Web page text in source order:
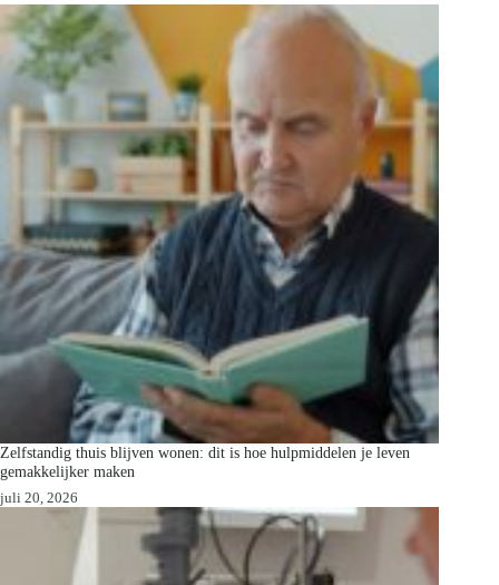
daar
ouderen
mee
Zelfstandig thuis blijven wonen: dit is hoe hulpmiddelen je leven
gemakkelijker maken
juli 20, 2026